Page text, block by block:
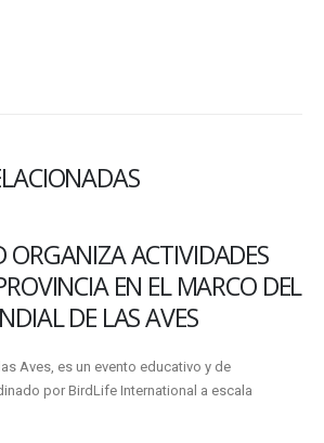
ORGANIZA ACTIVIDADES
EN EL MARCO DEL
DE LAS AVES
Aves, es un evento educativo y de
por BirdLife International a escala